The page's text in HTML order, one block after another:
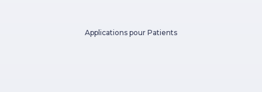
Applications pour Patients